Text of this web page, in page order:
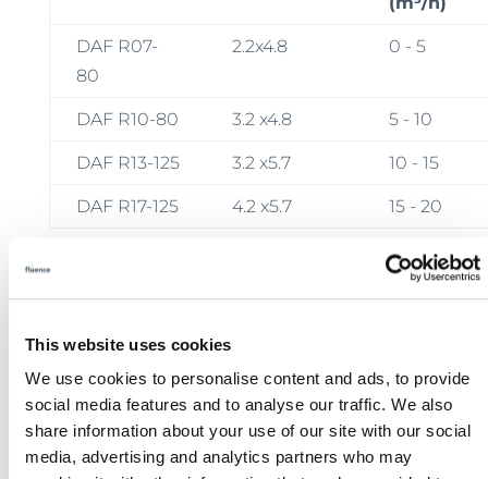
This website uses cookies
We use cookies to personalise content and ads, to provide
social media features and to analyse our traffic. We also
share information about your use of our site with our social
media, advertising and analytics partners who may
DAF R07-
80
2.2x4.8 0 - 5
DAF R10-80 3.2 x4.8 5 - 10
DAF R13-125 3.2 x5.7 10 - 15
DAF R17-125 4.2 x5.7 15 - 20
Sistemi di flottazione efficienti
personale sul campo offrono supporto
durante tutte le fasi del progetto, dalla
progettazione preliminare alla messa in
servizio ed all’effettivo funzionamento. Le
nostre soluzioni altamente affidabili sono